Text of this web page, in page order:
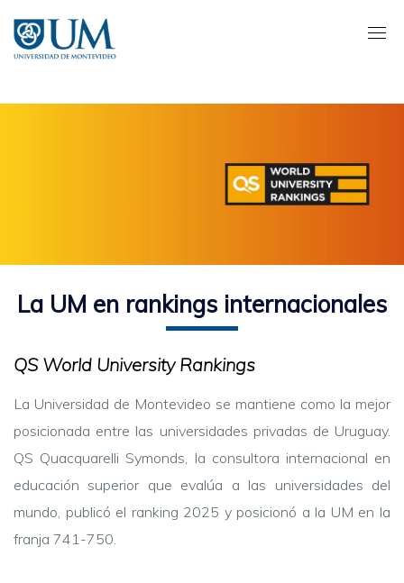
contenido
principal
La UM en rankings internacionales
QS World University Rankings
La Universidad de Montevideo se mantiene como la mejor
posicionada entre las universidades privadas de Uruguay.
QS Quacquarelli Symonds, la consultora internacional en
educación superior que evalúa a las universidades del
mundo, publicó el ranking 2025 y posicionó a la UM en la
franja 741-750.